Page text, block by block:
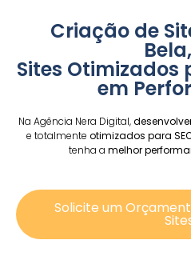
Criação de
Sites Otimizados
em
Na Agência Nera Digital,
e totalmente otimizados para
tenha a melhor
Solicite um